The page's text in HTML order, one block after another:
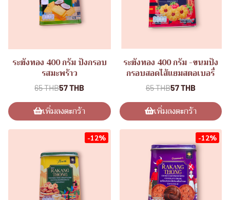
ระฆังทอง 400 กรัม ปังกรอบ
รสมะพร้าว
65 THB57 THB
เพิ่มลงตะกร้า
ระฆังทอง 400 กรัม -ขนมปัง
กรอบสอดไส้แยมสตอเบอรี่
65 THB57 THB
เพิ่มลงตะกร้า
-12% -12%